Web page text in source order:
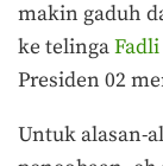
makin gaduh
ke telinga
Presiden 02
Untuk alasan-